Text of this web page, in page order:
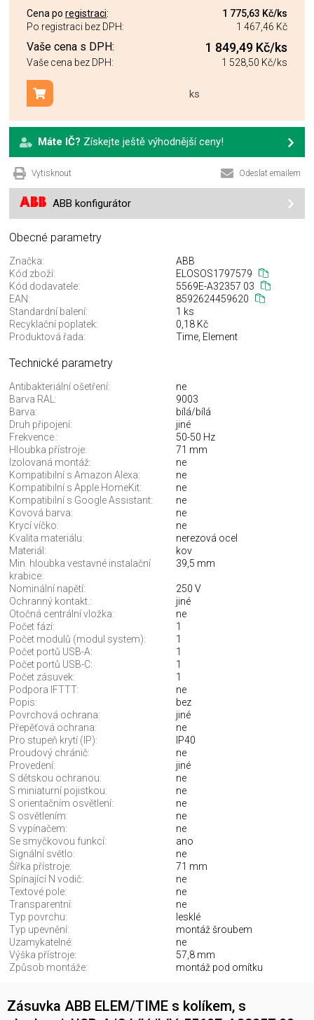
Cena po registraci: 1 775,63 Kč/ks
Po registraci bez DPH:
1 467,46 Kč
Vaše cena s DPH: 1 849,49 Kč/ks
Vaše cena bez DPH: 1 528,50 Kč/ks
ks
Přidat do košíku
Máte IČ? Získejte ještě výhodnější ceny!
Vytisknout Odeslat emailem
ABB konfigurátor
Obecné parametry
Značka:
ABB
Kód zboží:
ELOSOS1797579
Kód dodavatele:
5569E-A32357 03
EAN:
8592624459620
Standardní balení:
1 ks
Recyklační poplatek:
0,18 Kč
Produktová řada:
Time, Element
Technické parametry
Antibakteriální ošetření:
ne
Barva RAL:
9003
Barva:
bílá/bílá
Druh připojení:
jiné
Frekvence.:
50-50 Hz
Hloubka přístroje:
71 mm
Izolovaná montáž:
ne
Kompatibilní s Amazon Alexa:
ne
Kompatibilní s Apple HomeKit:
ne
Kompatibilní s Google Assistant:
ne
Kovová barva:
ne
Krycí víčko:
ne
Kvalita materiálu:
nerezová ocel
Materiál:
kov
Min. hloubka vestavné instalační
krabice:
39,5 mm
Nominální napětí:
250 V
Ochranný kontakt.:
jiné
Otočná centrální vložka:
ne
Počet fází:
1
Počet modulů (modul system):
1
Počet portů USB-A:
1
Počet portů USB-C:
1
Počet zásuvek:
1
Podpora IFTTT:
ne
Popis:
bez
Povrchová ochrana:
jiné
Přepěťová ochrana:
ne
Pro stupeň krytí (IP):
IP40
Proudový chránič:
ne
Provedení:
jiné
S dětskou ochranou:
ne
S miniaturní pojistkou:
ne
S orientačním osvětlení:
ne
S osvětlením:
ne
S vypínačem:
ne
Se smyčkovou funkcí:
ano
Signální světlo:
ne
Šířka přístroje:
71 mm
Spínající N vodič:
ne
Textové pole:
ne
Transparentní:
ne
Typ povrchu:
lesklé
Typ upevnění:
montáž šroubem
Uzamykatelné:
ne
Výška přístroje:
57,8 mm
Způsob montáže:
montáž pod omítku
Zásuvka ABB ELEM/TIME s kolíkem, s